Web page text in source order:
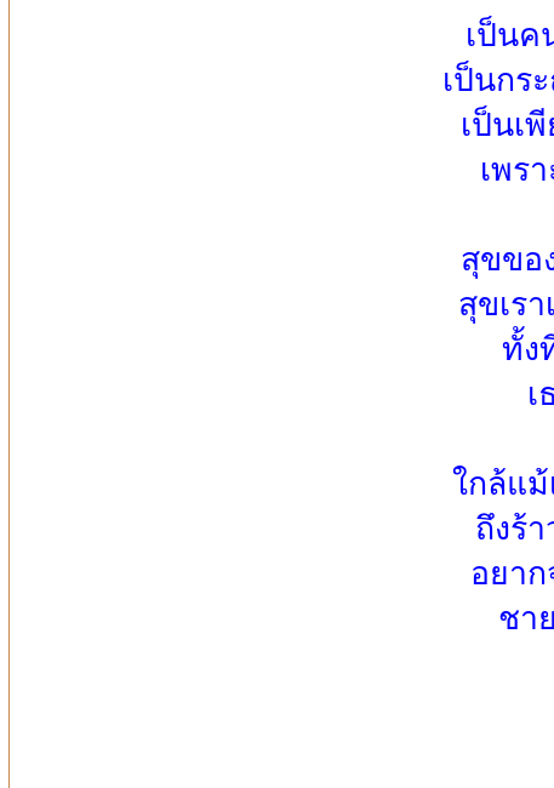
เป็นค
เป็นกร
เป็นเ
เพร
สุขขอ
สุขเร
ทั้ง
เ
ใกล้แ
ถึงร้
อยา
ชา